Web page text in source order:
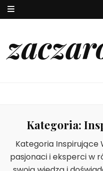
Kategoria:
Kategoria Inspirujące
pasjonaci i eksperci w